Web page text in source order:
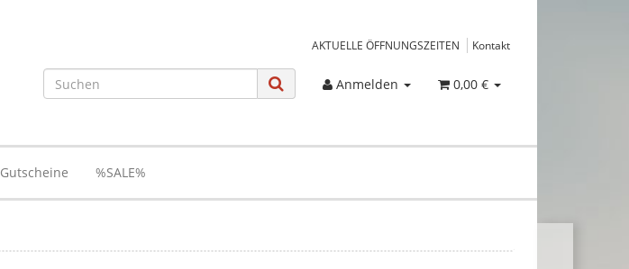
AKTUELLE ÖFFNUNGSZEITEN Kontakt
Anmelden 0,00 €
Gutscheine %SALE%